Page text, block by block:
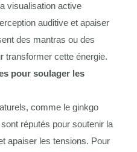
visualisation active
auditive et apaiser
des mantras ou des
transformer cette énergie.
pour soulager les
comme le ginkgo
réputés pour soutenir la
apaiser les tensions. Pour